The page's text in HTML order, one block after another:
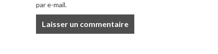
par e-mail.